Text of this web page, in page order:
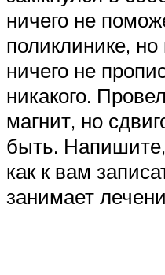
ничего не
поликлинике,
ничего не
никакого.
магнит, но
быть.
как к вам
занимает